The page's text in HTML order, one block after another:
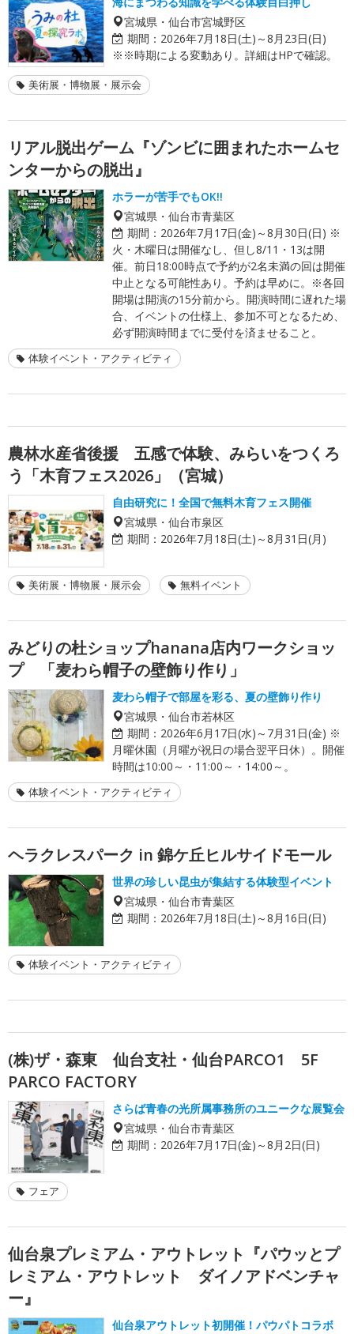
宮城県・仙台市宮城野区
期間： 2026年7月18日(土)～8月23日(日)
※※時期による変動あり。詳細はHPで確認。
美術展・博物展・展示会
リアル脱出ゲーム『ゾンビに囲まれたホームセ
ンターからの脱出』
ホラーが苦手でもOK!!
宮城県・仙台市青葉区
期間： 2026年7月17日(金)～8月30日(日) ※
火・木曜日は開催なし、但し8/11・13は開
催。前日18:00時点で予約が2名未満の回は開催
中止となる可能性あり。予約は早めに。※各回
開場は開演の15分前から。開演時間に遅れた場
合、イベントの仕様上、参加不可となるため、
必ず開演時間までに受付を済ませること。
体験イベント・アクティビティ
農林水産省後援 五感で体験、みらいをつくろ
う「木育フェス2026」（宮城）
自由研究に！全国で無料木育フェス開催
宮城県・仙台市泉区
期間： 2026年7月18日(土)～8月31日(月)
美術展・博物展・展示会 無料イベント
みどりの杜ショップhanana店内ワークショッ
プ 「麦わら帽子の壁飾り作り」
麦わら帽子で部屋を彩る、夏の壁飾り作り
宮城県・仙台市若林区
期間： 2026年6月17日(水)～7月31日(金) ※
月曜休園（月曜が祝日の場合翌平日休）。開催
時間は10:00～・11:00～・14:00～。
体験イベント・アクティビティ
ヘラクレスパーク in 錦ケ丘ヒルサイドモール
世界の珍しい昆虫が集結する体験型イベント
宮城県・仙台市青葉区
期間： 2026年7月18日(土)～8月16日(日)
体験イベント・アクティビティ
(株)ザ・森東 仙台支社・仙台PARCO1 5F
PARCO FACTORY
さらば青春の光所属事務所のユニークな展覧会
宮城県・仙台市青葉区
期間： 2026年7月17日(金)～8月2日(日)
フェア
仙台泉プレミアム・アウトレット『パウッとプ
レミアム・アウトレット ダイノアドベンチャ
ー』
仙台泉アウトレット初開催！パウパトコラボ